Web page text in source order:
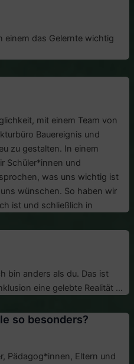
einem das Gelernte wichtig
mit einem Team von
Bauereignis und
zu gestalten. In einem
Schüler*innen und
was uns wichtig ist
wünschen. So haben wir
ist und schließlich in
bin anders als du. Das ist
eine gelebte Realität …
so besonders?
Pädagog*innen, Eltern und